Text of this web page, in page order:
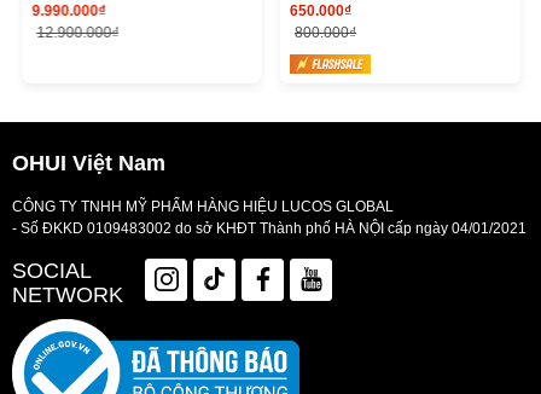
Recovery Serum Special Set
9.990.000₫
12.900.000₫
650.000₫
800.000₫
OHUI Việt Nam
CÔNG TY TNHH MỸ PHẨM HÀNG HIỆU LUCOS GLOBAL
- Số ĐKKD 0109483002 do sở KHĐT Thành phố HÀ NỘI cấp ngày 04/01/2021
SOCIAL
NETWORK